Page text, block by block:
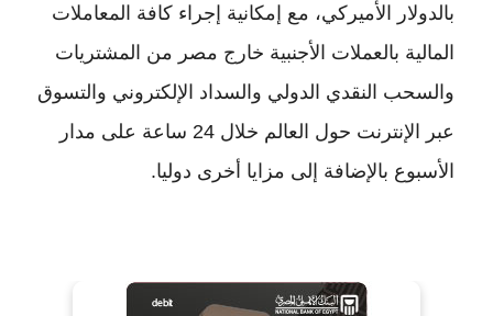
بالدولار الأميركي، مع إمكانية إجراء كافة المعاملات
المالية بالعملات الأجنبية خارج مصر من المشتريات
والسحب النقدي الدولي والسداد الإلكتروني والتسوق
عبر الإنترنت حول العالم خلال 24 ساعة على مدار
الأسبوع بالإضافة إلى مزايا أخرى دوليا.